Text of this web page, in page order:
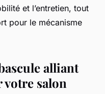
et l’entretien, tout
pour le mécanisme
alliant
salon